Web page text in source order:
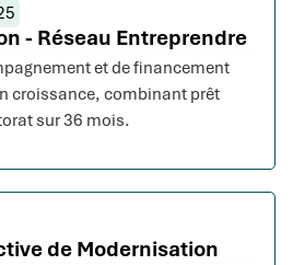
- Réseau Entreprendre
et de financement
croissance, combinant prêt
sur 36 mois.
de Modernisation